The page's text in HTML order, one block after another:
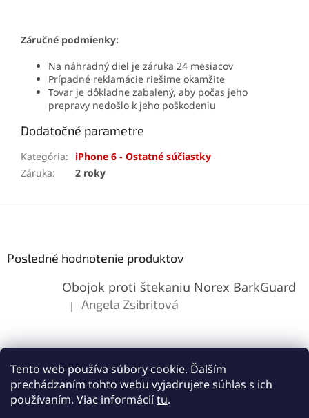
Tento web používa súbory cookie. Ďalším
prechádzaním tohto webu vyjadrujete súhlas s ich
používaním. Viac informáciítu.
Záručné podmienky:
Na náhradný diel je záruka 24 mesiacov
Prípadné reklamácie riešime okamžite
Tovar je dôkladne zabalený, aby počas jeho
prepravy nedošlo k jeho poškodeniu
Dodatočné parametre
Kategória:
iPhone 6 - Ostatné súčiastky
Záruka: 2 roky
Posledné hodnotenie produktov
Obojok proti štekaniu Norex BarkGuard
Hodnotenie produktu je 5 z 5 hviezdičiek.
| Angela Zsibritová